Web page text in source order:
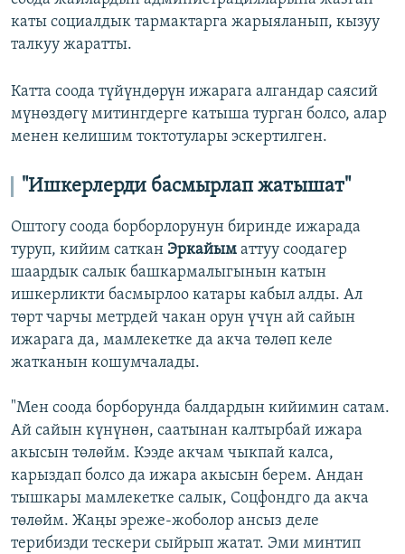
каты социалдык тармактарга жарыяланып, кызуу
талкуу жаратты.
Катта соода түйүндөрүн ижарага алгандар саясий
мүнөздөгү митингдерге катыша турган болсо, алар
менен келишим токтотулары эскертилген.
"Ишкерлерди басмырлап жатышат"
Оштогу соода борборлорунун биринде ижарада
туруп, кийим саткан Эркайым аттуу соодагер
шаардык салык башкармалыгынын катын
ишкерликти басмырлоо катары кабыл алды. Ал
төрт чарчы метрдей чакан орун үчүн ай сайын
ижарага да, мамлекетке да акча төлөп келе
жатканын кошумчалады.
"Мен соода борборунда балдардын кийимин сатам.
Ай сайын күнүнөн, саатынан калтырбай ижара
акысын төлөйм. Кээде акчам чыкпай калса,
карыздап болсо да ижара акысын берем. Андан
тышкары мамлекетке салык, Соцфондго да акча
төлөйм. Жаңы эреже-жоболор ансыз деле
терибизди тескери сыйрып жатат. Эми минтип